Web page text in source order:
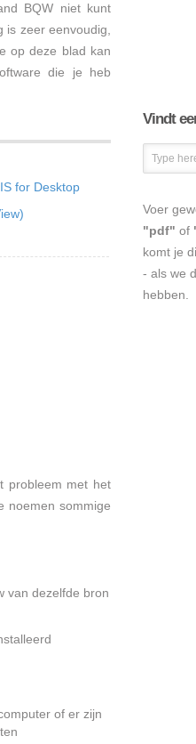
BQW niet kunt
zeer eenvoudig,
op deze blad kan
die je heb
for Desktop
probleem met het
noemen sommige
van dezelfde bron
of er zijn
Vindt
Voer
"pdf" of
komt je
- als we
hebben.